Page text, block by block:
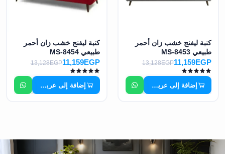
كنبة ليفنج خشب زان أحمر
طبيعي MS-8453
11,159EGP
13,128EGP
إضافة إلى عربة التسوق
كنبة ليفنج خشب زان أحمر
طبيعي MS-8454
11,159EGP
13,128EGP
إضافة إلى عربة التسوق